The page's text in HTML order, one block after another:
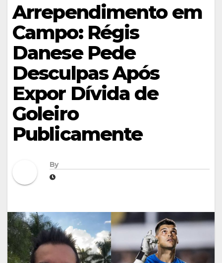
Arrependimento em
Campo: Régis
Danese Pede
Desculpas Após
Expor Dívida de
Goleiro
Publicamente
By